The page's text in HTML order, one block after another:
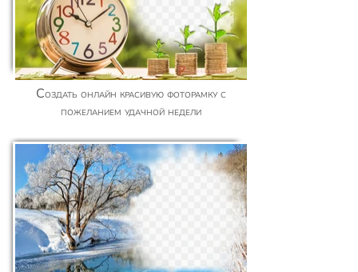
Создать онлайн красивую фоторамку с
пожеланием удачной недели